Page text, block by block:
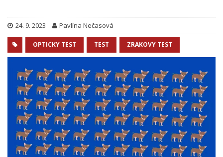
24. 9. 2023 Pavlína Nečasová
OPTICKY TEST TEST ZRAKOVY TEST